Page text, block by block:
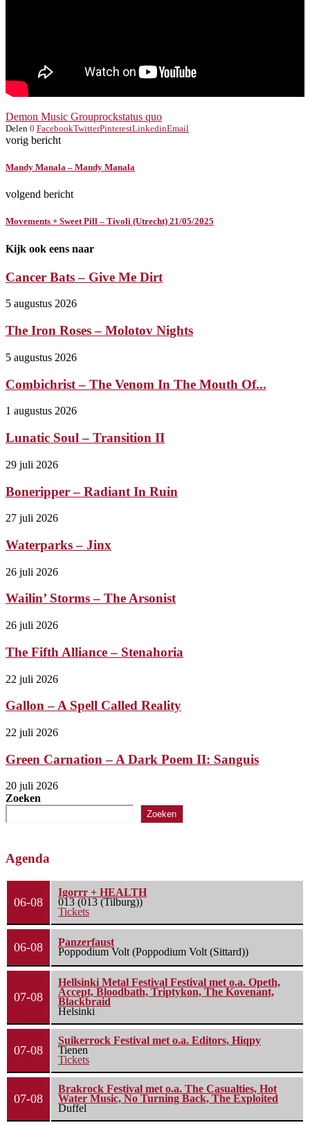
Demon Music Grouprockstatus quo
Delen 0 FacebookTwitterPinterestLinkedinEmail
vorig bericht
Mandy Manala – Mandy Manala
volgend bericht
Movements + Sweet Pill – Tivoli (Utrecht) 21/05/2025
Kijk ook eens naar
Cancer Bats – Give Me Dirt
5 augustus 2026
The Iron Roses – Molotov Nights
5 augustus 2026
Combichrist – The Venom In The Mouth Of...
1 augustus 2026
Lunatic Soul – Transition II
29 juli 2026
Boneripper – Radiant In Ruin
27 juli 2026
Waterparks – Jinx
26 juli 2026
Wailin’ Storms – The Arsonist
26 juli 2026
The Fifth Alliance – Stenahoria
22 juli 2026
Gallon – A Spell Called Reality
22 juli 2026
Green Carnation – A Dark Poem II: Sanguis
20 juli 2026
Zoeken
Zoeken
Agenda
06-08
Igorrr + HEALTH
013 (013 (Tilburg))
Tickets
06-08
Panzerfaust
Poppodium Volt (Poppodium Volt (Sittard))
07-08
Hellsinki Metal Festival Festival met o.a. Opeth,
Accept, Bloodbath, Triptykon, The Kovenant,
Blackbraid
Helsinki
07-08
Suikerrock Festival met o.a. Editors, Hiqpy
Tienen
Tickets
07-08
Brakrock Festival met o.a. The Casualties, Hot
Water Music, No Turning Back, The Exploited
Duffel